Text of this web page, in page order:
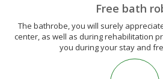
Free bath
The bathrobe, you will surely
center, as well as during rehabilitation
you during your stay and